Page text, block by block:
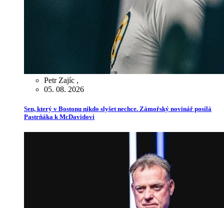
Petr Zajíc ,
05. 08. 2026
Sen, který v Bostonu nikdo slyšet nechce. Zámořský novinář posílá
Pastrňáka k McDavidovi